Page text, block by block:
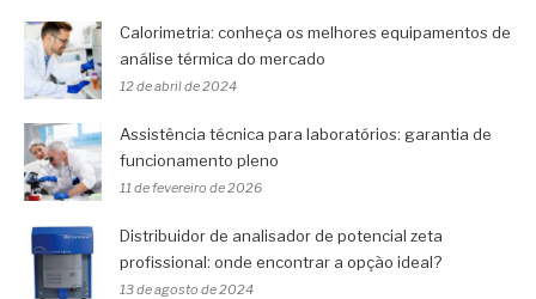
Calorimetria: conheça os melhores equipamentos de
análise térmica do mercado
12 de abril de 2024
Assistência técnica para laboratórios: garantia de
funcionamento pleno
11 de fevereiro de 2026
Distribuidor de analisador de potencial zeta
profissional: onde encontrar a opção ideal?
13 de agosto de 2024